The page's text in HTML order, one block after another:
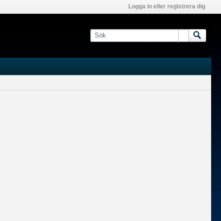
Logga in eller registrera dig